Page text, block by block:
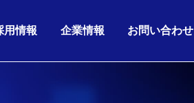
用情報 企業情報 お問い合わせ